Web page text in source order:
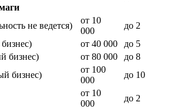
не ведется)
от 10
000
до 2
от 40 000
до 5
бизнес)
от 80 000
до 8
бизнес)
от 100
000
до 10
от 10
000
до 2